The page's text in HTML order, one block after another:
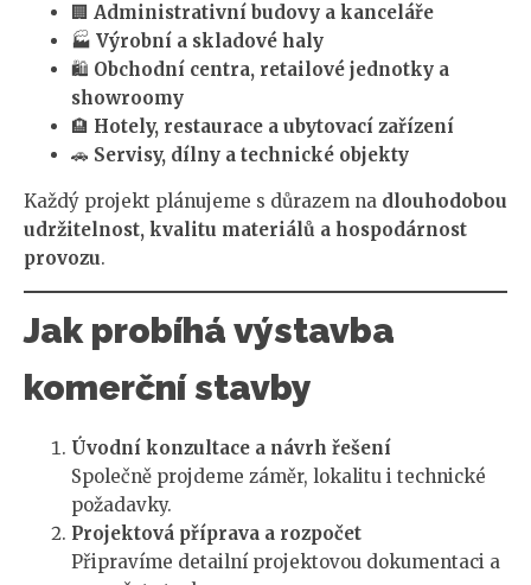
🏢 Administrativní budovy a kanceláře
🏭 Výrobní a skladové haly
🛍️ Obchodní centra, retailové jednotky a
showroomy
🏨 Hotely, restaurace a ubytovací zařízení
🚗 Servisy, dílny a technické objekty
Každý projekt plánujeme s důrazem na dlouhodobou
udržitelnost, kvalitu materiálů a hospodárnost
provozu.
Jak probíhá výstavba
komerční stavby
Úvodní konzultace a návrh řešení
Společně projdeme záměr, lokalitu i technické
požadavky.
Projektová příprava a rozpočet
Připravíme detailní projektovou dokumentaci a